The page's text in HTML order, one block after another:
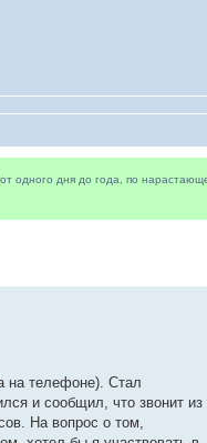
одного дня до года, по
на телефоне). Стал
и сообщил, что звонит из
На вопрос о том,